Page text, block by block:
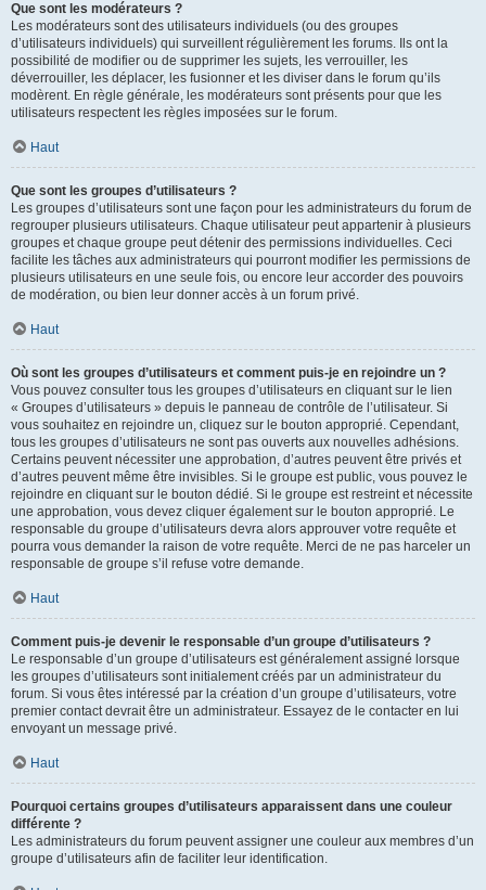
Que sont les modérateurs ?
Les modérateurs sont des utilisateurs individuels (ou des groupes
d’utilisateurs individuels) qui surveillent régulièrement les forums. Ils ont la
possibilité de modifier ou de supprimer les sujets, les verrouiller, les
déverrouiller, les déplacer, les fusionner et les diviser dans le forum qu’ils
modèrent. En règle générale, les modérateurs sont présents pour que les
utilisateurs respectent les règles imposées sur le forum.
Haut
Que sont les groupes d’utilisateurs ?
Les groupes d’utilisateurs sont une façon pour les administrateurs du forum de
regrouper plusieurs utilisateurs. Chaque utilisateur peut appartenir à plusieurs
groupes et chaque groupe peut détenir des permissions individuelles. Ceci
facilite les tâches aux administrateurs qui pourront modifier les permissions de
plusieurs utilisateurs en une seule fois, ou encore leur accorder des pouvoirs
de modération, ou bien leur donner accès à un forum privé.
Haut
Où sont les groupes d’utilisateurs et comment puis-je en rejoindre un ?
Vous pouvez consulter tous les groupes d’utilisateurs en cliquant sur le lien
« Groupes d’utilisateurs » depuis le panneau de contrôle de l’utilisateur. Si
vous souhaitez en rejoindre un, cliquez sur le bouton approprié. Cependant,
tous les groupes d’utilisateurs ne sont pas ouverts aux nouvelles adhésions.
Certains peuvent nécessiter une approbation, d’autres peuvent être privés et
d’autres peuvent même être invisibles. Si le groupe est public, vous pouvez le
rejoindre en cliquant sur le bouton dédié. Si le groupe est restreint et nécessite
une approbation, vous devez cliquer également sur le bouton approprié. Le
responsable du groupe d’utilisateurs devra alors approuver votre requête et
pourra vous demander la raison de votre requête. Merci de ne pas harceler un
responsable de groupe s’il refuse votre demande.
Haut
Comment puis-je devenir le responsable d’un groupe d’utilisateurs ?
Le responsable d’un groupe d’utilisateurs est généralement assigné lorsque
les groupes d’utilisateurs sont initialement créés par un administrateur du
forum. Si vous êtes intéressé par la création d’un groupe d’utilisateurs, votre
premier contact devrait être un administrateur. Essayez de le contacter en lui
envoyant un message privé.
Haut
Pourquoi certains groupes d’utilisateurs apparaissent dans une couleur
différente ?
Les administrateurs du forum peuvent assigner une couleur aux membres d’un
groupe d’utilisateurs afin de faciliter leur identification.